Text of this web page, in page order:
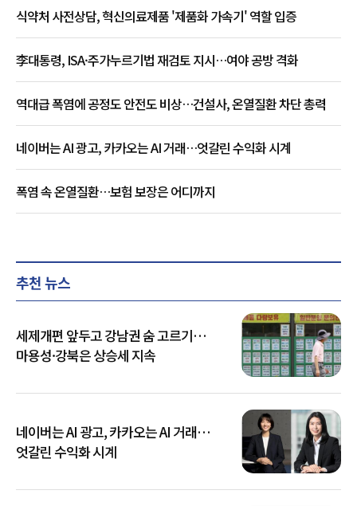
식약처 사전상담, 혁신의료제품 '제품화 가속기' 역할 입증
李대통령, ISA·주가누르기법 재검토 지시…여야 공방 격화
역대급 폭염에 공정도 안전도 비상…건설사, 온열질환 차단 총력
네이버는 AI 광고, 카카오는 AI 거래…엇갈린 수익화 시계
폭염 속 온열질환…보험 보장은 어디까지
추천 뉴스
세제개편 앞두고 강남권 숨 고르기…
마용성·강북은 상승세 지속
네이버는 AI 광고, 카카오는 AI 거래…
엇갈린 수익화 시계